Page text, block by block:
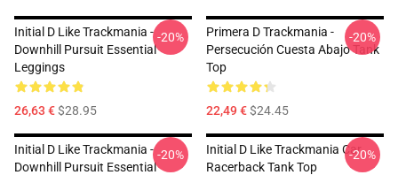
Initial D Like Trackmania -
Downhill Pursuit Essential
Leggings
26,63 €$28.95
-20%
Primera D Trackmania -
Persecución Cuesta Abajo Tank
Top
22,49 €$24.45
-20%
Initial D Like Trackmania -
Downhill Pursuit Essential
-20%
Initial D Like Trackmania Car
Racerback Tank Top
-20%